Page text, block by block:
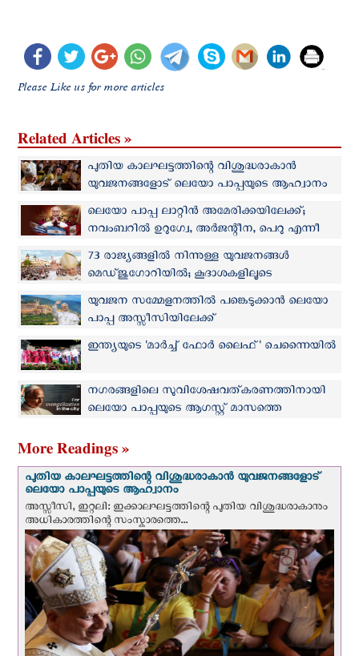
Please Like us for more articles
Related Articles »
പുതിയ കാലഘട്ടത്തിന്റെ വിശുദ്ധരാകാന്‍
യുവജനങ്ങളോട് ലെയോ പാപ്പയുടെ ആഹ്വാനം
ലെയോ പാപ്പ ലാറ്റിൻ അമേരിക്കയിലേക്ക്;
നവംബറില്‍ ഉറുഗ്വേ, അർജന്റീന, പെറു എന്നീ
രാജ്യങ്ങള്‍ സന്ദര്‍ശിക്കും
73 രാജ്യങ്ങളിൽ നിന്നുള്ള യുവജനങ്ങള്‍
മെഡ്‌ജുഗോറിയില്‍; കൂദാശകളിലൂടെ
ക്രിസ്തുവിലേക്ക് മടങ്ങുവാന്‍ പാപ്പയുടെ ആഹ്വാനം
യുവജന സമ്മേളനത്തില്‍ പങ്കെടുക്കാന്‍ ലെയോ
പാപ്പ അസ്സീസിയിലേക്ക്
ഇന്ത്യയുടെ 'മാർച്ച് ഫോർ ലൈഫ്' ചെന്നൈയിൽ
നഗരങ്ങളിലെ സുവിശേഷവത്കരണത്തിനായി
ലെയോ പാപ്പയുടെ ആഗസ്റ്റ് മാസത്തെ
More Readings »
പുതിയ കാലഘട്ടത്തിന്റെ വിശുദ്ധരാകാന്‍ യുവജനങ്ങളോട്
ലെയോ പാപ്പയുടെ ആഹ്വാനം
അസ്സീസി, ഇറ്റലി: ഇക്കാലഘട്ടത്തിന്റെ പുതിയ വിശുദ്ധരാകാനും
അധികാരത്തിന്റെ സംസ്കാരത്തെ...